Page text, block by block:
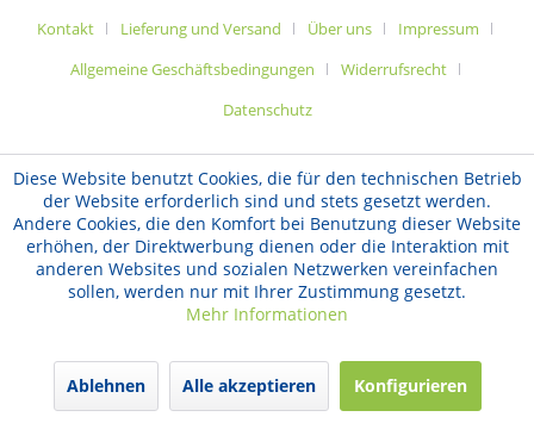
Kontakt Lieferung und Versand Über uns
Impressum
Allgemeine Geschäftsbedingungen
Widerrufsrecht
Datenschutz
Diese Website benutzt Cookies, die für den technischen Betrieb
der Website erforderlich sind und stets gesetzt werden.
Andere Cookies, die den Komfort bei Benutzung dieser Website
erhöhen, der Direktwerbung dienen oder die Interaktion mit
anderen Websites und sozialen Netzwerken vereinfachen
sollen, werden nur mit Ihrer Zustimmung gesetzt.
Mehr Informationen
Ablehnen Alle akzeptieren Konfigurieren